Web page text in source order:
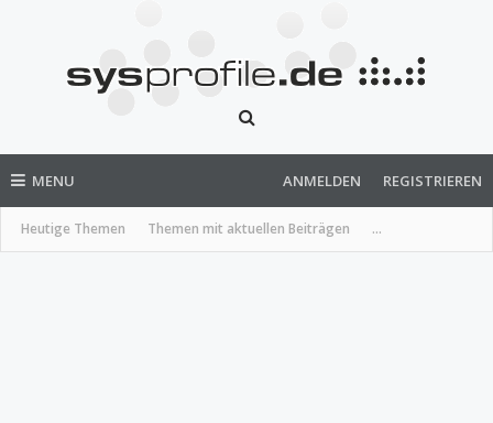
MENU
Heutige Themen Themen mit aktuellen Beiträgen ...
ANMELDEN REGISTRIEREN